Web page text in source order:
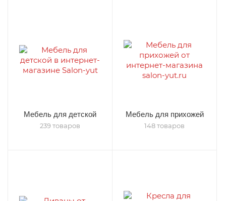
Мебель для детской
239 товаров
Мебель для прихожей
148 товаров